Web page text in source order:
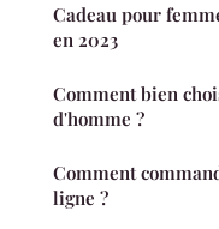
Cadeau pour
en 2023
Comment bien
d'homme ?
Comment
ligne ?